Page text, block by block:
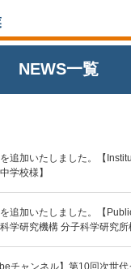
NEWS一覧
追加いたしました。【
学校様】
追加いたしました。【
学研究機構 分子科学研究所
チャンネル】第10回次世